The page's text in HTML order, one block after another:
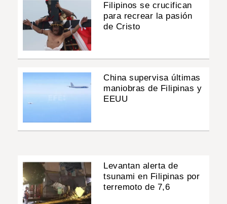
Filipinos se crucifican
para recrear la pasión
de Cristo
China supervisa últimas
maniobras de Filipinas y
EEUU
Levantan alerta de
tsunami en Filipinas por
terremoto de 7,6